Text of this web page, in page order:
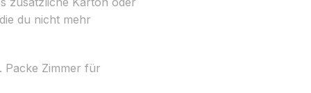
du nicht mehr
Packe Zimmer für